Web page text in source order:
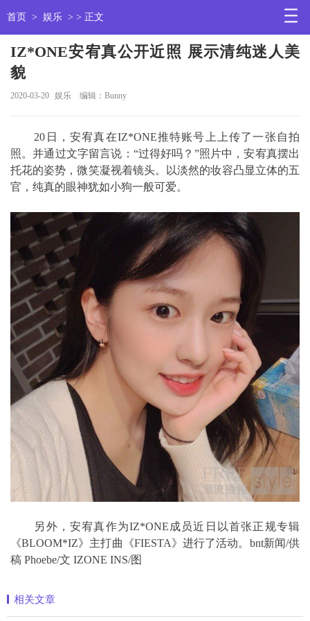
首页 > 娱乐 > > 正文
IZ*ONE安宥真公开近照 展示清纯迷人美
貌
2020-03-20 娱乐 编辑：Bunny
20日，安宥真在IZ*ONE推特账号上上传了一张自拍
照。并通过文字留言说：“过得好吗？”照片中，安宥真摆出
托花的姿势，微笑凝视着镜头。以淡然的妆容凸显立体的五
官，纯真的眼神犹如小狗一般可爱。
另外，安宥真作为IZ*ONE成员近日以首张正规专辑
《BLOOM*IZ》主打曲《FIESTA》进行了活动。bnt新闻/供
稿 Phoebe/文 IZONE INS/图
相关文章